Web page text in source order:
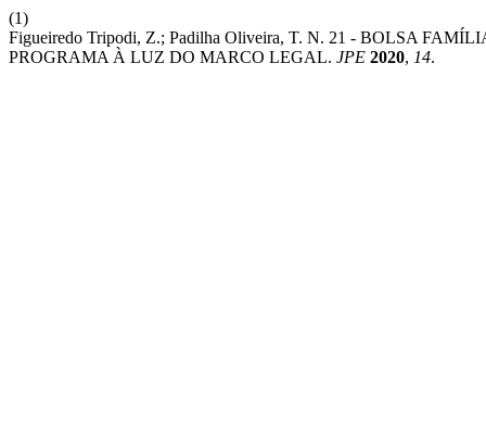
(1)
Figueiredo Tripodi, Z.; Padilha Oliveira, T. N. 21 - BOLSA
PROGRAMA À LUZ DO MARCO LEGAL. JPE 2020, 14.